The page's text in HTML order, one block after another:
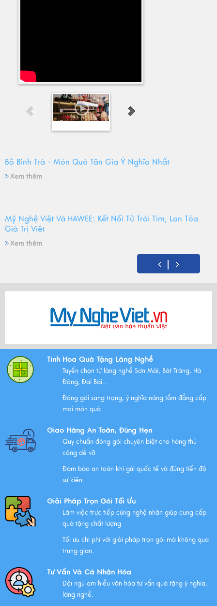
Bộ Bình Trà - Món Quà Tân Gia Ý Nghĩa Nhất
Xem thêm
Mỹ Nghệ Việt Và HAWEE: Kết Nối Từ Trái Tim, Lan Tỏa
Giá Trị Việt
Xem thêm
Bộ Tam Sự Là Gì ? Bộ Tam Sự Có Ý Nghĩa Như Thế Nào
Trong Văn Hóa Thờ Cúng?
Xem thêm
Xem thêm
Chúc mừng chị Nguyễn Thị Nhựt Phượng - giám đốc
Xem thêm
Chính Sách Quyền Riêng Tư Tại Mỹ Nghệ Việt
NHỮNG ĐẶC ĐIỂM CỦA HÀNG THỦ CÔNG MỸ NGHỆ
Tinh Hoa Quà Tặng Làng Nghề
Tuyển chọn từ làng nghề Sơn Mài, Bát Tràng, Hà
Đông, Đại Bái...
Đóng gói sang trọng, ý nghĩa nâng tầm đẳng cấp
mọi món quà.
Giao Hàng An Toàn, Đúng Hẹn
Quy chuẩn đóng gói chuyên biệt cho hàng thủ
công dễ vỡ
Đảm bảo an toàn khi gửi quốc tế và đúng tiến độ
sự kiện.
Giải Pháp Trọn Gói Tối Ưu
Làm việc trực tiếp cùng nghệ nhân giúp cung cấp
quà tặng chất lượng
Tối ưu chi phí với giải pháp trọn gói mà không qua
trung gian.
Tư Vấn Và Cá Nhân Hóa
Đội ngũ am hiểu văn hóa tư vấn quà tặng ý nghĩa,
làng nghề.